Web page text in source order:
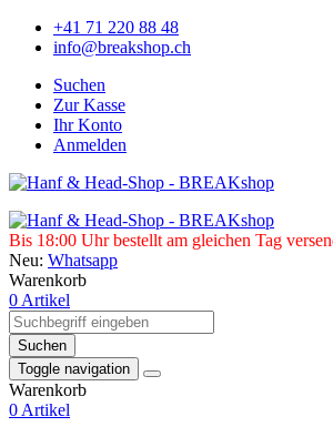
+41 71 220 88 48
info@breakshop.ch
Suchen
Zur Kasse
Ihr Konto
Anmelden
Bis 18:00 Uhr bestellt am gleichen Tag
Neu: Whatsapp
Warenkorb
0 Artikel
Suchen
Toggle navigation
Warenkorb
0 Artikel